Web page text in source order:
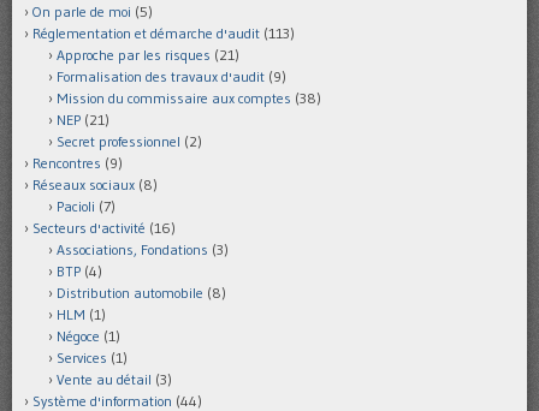
On parle de moi (5)
Réglementation et démarche d'audit (113)
Approche par les risques (21)
Formalisation des travaux d'audit (9)
Mission du commissaire aux comptes (38)
NEP (21)
Secret professionnel (2)
Rencontres (9)
Réseaux sociaux (8)
Pacioli (7)
Secteurs d'activité (16)
Associations, Fondations (3)
BTP (4)
Distribution automobile (8)
HLM (1)
Négoce (1)
Services (1)
Vente au détail (3)
Système d'information (44)